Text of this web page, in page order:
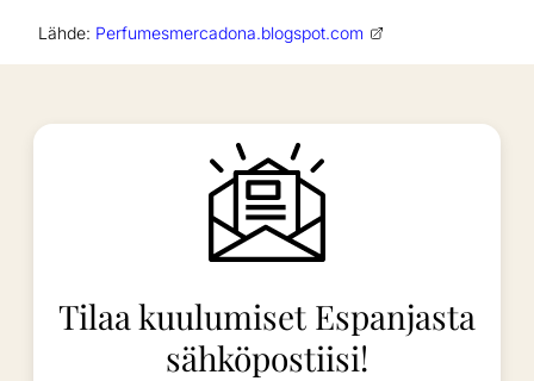
Lähde: Perfumesmercadona.blogspot.com
Tilaa kuulumiset Espanjasta
sähköpostiisi!